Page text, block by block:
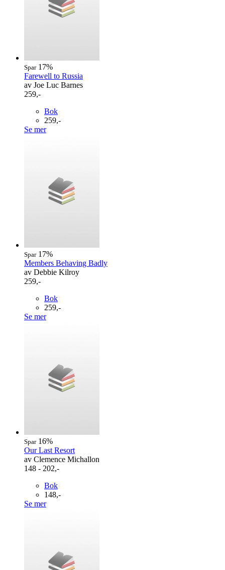
Spar17%
Farewell to Russia
av Joe Luc Barnes
259,-
Bok
259,-
Se mer
Spar17%
Members Behaving Badly
av Debbie Kilroy
259,-
Bok
259,-
Se mer
Spar16%
Our Last Resort
av Clemence Michallon
148 - 202,-
Bok
148,-
Se mer